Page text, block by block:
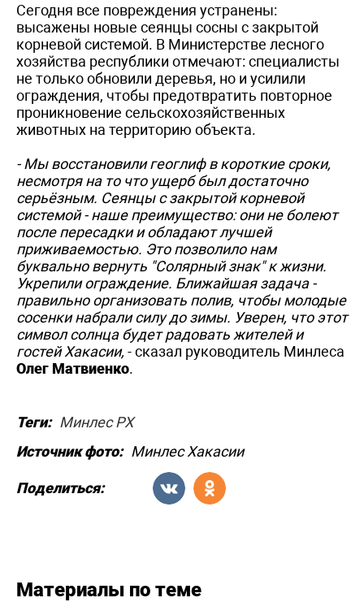
Сегодня все повреждения устранены:
высажены новые сеянцы сосны с закрытой
корневой системой. В Министерстве лесного
хозяйства республики отмечают: специалисты
не только обновили деревья, но и усилили
ограждения, чтобы предотвратить повторное
проникновение сельскохозяйственных
животных на территорию объекта.
- Мы восстановили геоглиф в короткие сроки,
несмотря на то что ущерб был достаточно
серьёзным. Сеянцы с закрытой корневой
системой - наше преимущество: они не болеют
после пересадки и обладают лучшей
приживаемостью. Это позволило нам
буквально вернуть "Солярный знак" к жизни.
Укрепили ограждение. Ближайшая задача -
правильно организовать полив, чтобы молодые
сосенки набрали силу до зимы. Уверен, что этот
символ солнца будет радовать жителей и
гостей Хакасии, - сказал руководитель Минлеса
Олег Матвиенко.
Теги: Минлес РХ
Источник фото: Минлес Хакасии
Поделиться:
Материалы по теме